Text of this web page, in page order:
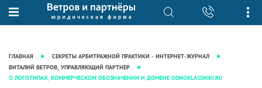
О нас
Рекомендации
Юридические услуги
Интеллектуальная собственность
База знаний
Журнал "Секреты арбитражной
практики"
Статьи
ГЛАВНАЯ
СЕКРЕТЫ АРБИТРАЖНОЙ ПРАКТИКИ - ИНТЕРНЕТ-ЖУРНАЛ
ВИТАЛИЙ ВЕТРОВ, УПРАВЛЯЮЩИЙ ПАРТНЕР
О ЛОГОТИПАХ, КОММЕРЧЕСКОМ ОБОЗНАЧЕНИИ И ДОМЕНЕ ODNOKLASSNIKI.RU